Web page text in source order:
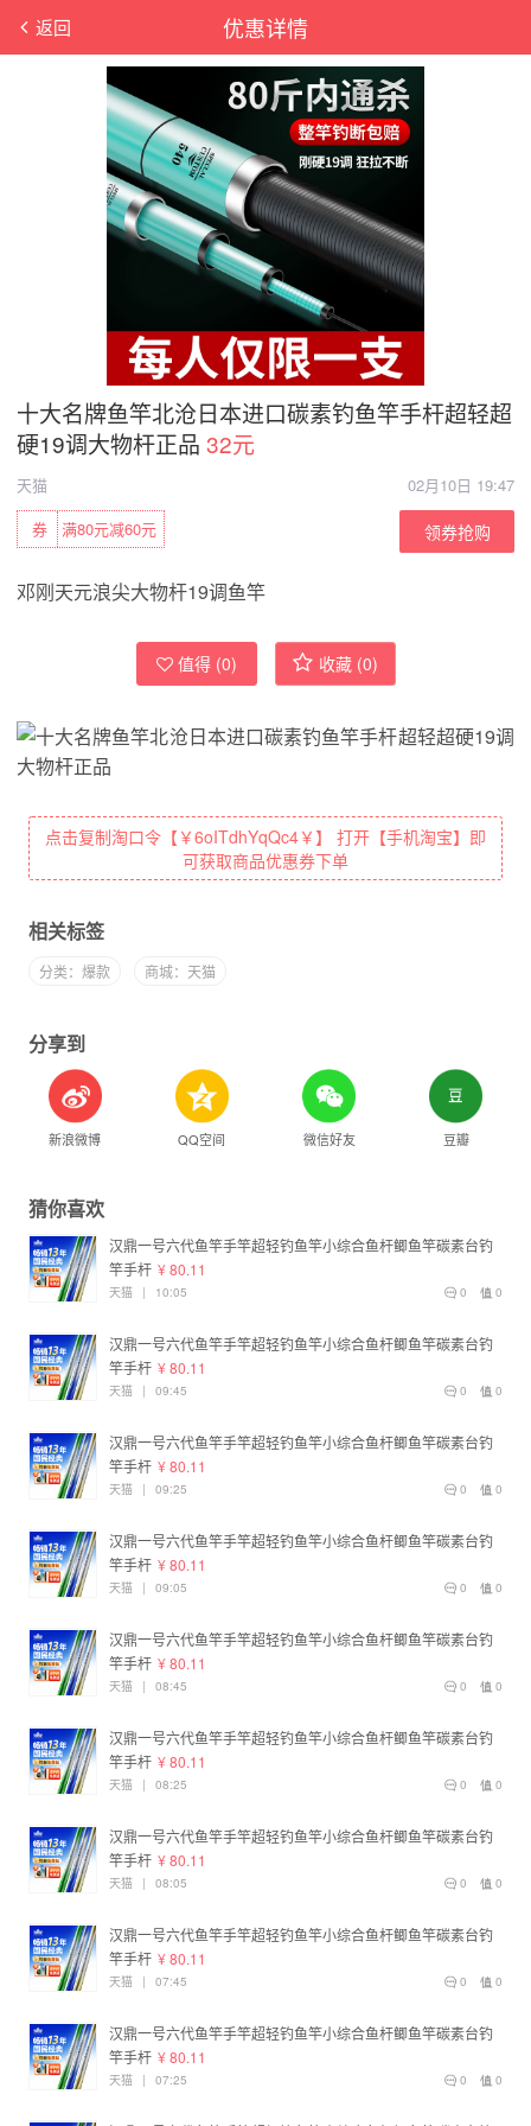
优惠详情
返回
十大名牌鱼竿北沧日本进口碳素钓鱼竿手杆超轻超
硬19调大物杆正品 32元
天猫
02月10日 19:47
满80元减60元
券 领券抢购
邓刚天元浪尖大物杆19调鱼竿
值得 (0) 收藏 (0)
点击复制淘口令【￥6oITdhYqQc4￥】 打开【手机淘宝】即
可获取商品优惠券下单
相关标签
分类：爆款 商城：天猫
分享到
新浪微博 QQ空间 微信好友 豆瓣
猜你喜欢
汉鼎一号六代鱼竿手竿超轻钓鱼竿小综合鱼杆鲫鱼竿碳素台钓
竿手杆 ¥ 80.11
0
0
天猫 | 10:05
汉鼎一号六代鱼竿手竿超轻钓鱼竿小综合鱼杆鲫鱼竿碳素台钓
竿手杆 ¥ 80.11
0
0
天猫 | 09:45
汉鼎一号六代鱼竿手竿超轻钓鱼竿小综合鱼杆鲫鱼竿碳素台钓
竿手杆 ¥ 80.11
0
0
天猫 | 09:25
汉鼎一号六代鱼竿手竿超轻钓鱼竿小综合鱼杆鲫鱼竿碳素台钓
竿手杆 ¥ 80.11
0
0
天猫 | 09:05
汉鼎一号六代鱼竿手竿超轻钓鱼竿小综合鱼杆鲫鱼竿碳素台钓
竿手杆 ¥ 80.11
0
0
天猫 | 08:45
汉鼎一号六代鱼竿手竿超轻钓鱼竿小综合鱼杆鲫鱼竿碳素台钓
竿手杆 ¥ 80.11
0
0
天猫 | 08:25
汉鼎一号六代鱼竿手竿超轻钓鱼竿小综合鱼杆鲫鱼竿碳素台钓
竿手杆 ¥ 80.11
0
0
天猫 | 08:05
汉鼎一号六代鱼竿手竿超轻钓鱼竿小综合鱼杆鲫鱼竿碳素台钓
竿手杆 ¥ 80.11
0
0
天猫 | 07:45
汉鼎一号六代鱼竿手竿超轻钓鱼竿小综合鱼杆鲫鱼竿碳素台钓
竿手杆 ¥ 80.11
0
0
天猫 | 07:25